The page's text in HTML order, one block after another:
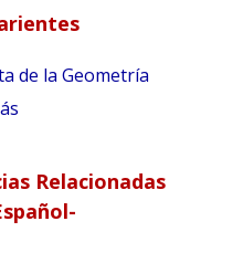
de la Geometría
Relacionadas